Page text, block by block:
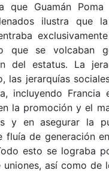
que Guamán
ilustra que
que se volcaban
del estatus. La
las jerarquías
incluyendo Francia
la promoción y el
y en asegurar la
fluía de generación
esto se lograba
uniones, así como de